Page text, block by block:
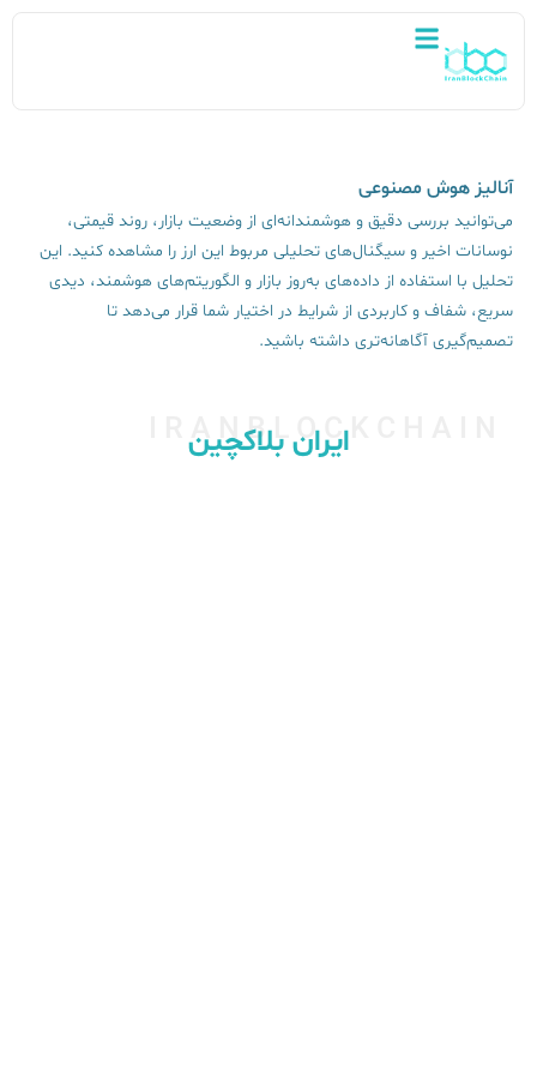
آنالیز هوش مصنوعی
می‌توانید بررسی دقیق و هوشمندانه‌ای از وضعیت بازار، روند قیمتی،
نوسانات اخیر و سیگنال‌های تحلیلی مربوط این ارز را مشاهده کنید. این
تحلیل با استفاده از داده‌های به‌روز بازار و الگوریتم‌های هوشمند، دیدی
سریع، شفاف و کاربردی از شرایط در اختیار شما قرار می‌دهد تا
تصمیم‌گیری آگاهانه‌تری داشته باشید.
IRANBLOCKCHAIN
ایران بلاکچین